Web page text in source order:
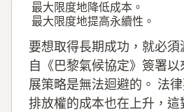
最大限度地降低成本。
最大限度地提高永續性。
要想取得長期成功，就必須
自《巴黎氣候協定》簽署
展策略是無法迴避的。 法
排放權的成本也在上升，